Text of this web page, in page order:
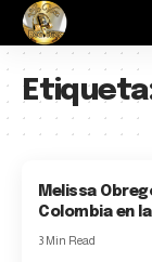
Melissa
Colombia en
3 Min Read